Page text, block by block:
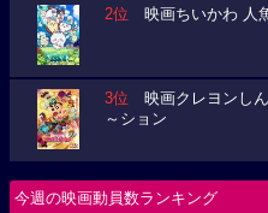
2位 映画ちいかわ 人
3位 映画クレヨンし
～ション
今週の映画動員数ランキング